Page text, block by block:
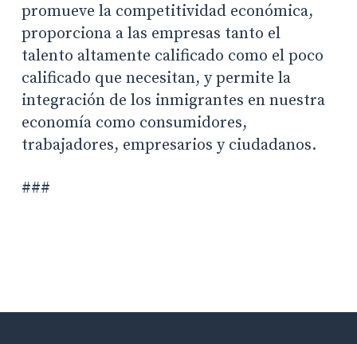
promueve la competitividad económica,
proporciona a las empresas tanto el
talento altamente calificado como el poco
calificado que necesitan, y permite la
integración de los inmigrantes en nuestra
economía como consumidores,
trabajadores, empresarios y ciudadanos.
###